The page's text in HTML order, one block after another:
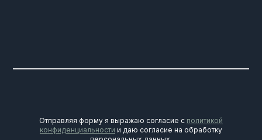
Отправляя форму я выражаю согласие с политикой
конфиденциальности и даю согласие на обработку